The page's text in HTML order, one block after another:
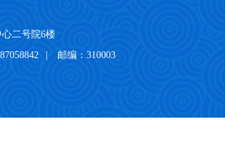
二号院6楼
邮编：310003